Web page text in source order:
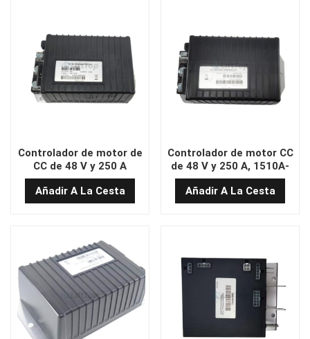
Controlador de motor de
CC de 48 V y 250 A
(modelo 1515-5201)
Añadir A La Cesta
Controlador de motor CC
de 48 V y 250 A, 1510A-
5251
Añadir A La Cesta